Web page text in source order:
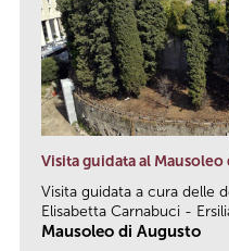
Visita guidata al
Visita guidata a cura delle
Elisabetta Carnabuci -
Mausoleo di Augusto